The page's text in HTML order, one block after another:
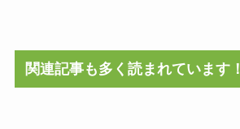
関連記事も多く読まれています！